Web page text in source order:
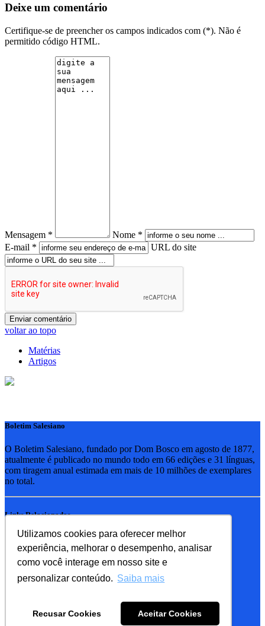
Utilizamos cookies para oferecer melhor
experiência, melhorar o desempenho, analisar
como você interage em nosso site e
personalizar conteúdo. Saiba mais
Recusar Cookies Aceitar Cookies
Deixe um comentário
Certifique-se de preencher os campos indicados com (*). Não é
permitido código HTML.
Mensagem *
Nome *
E-mail *
URL do site
voltar ao topo
Matérias
Artigos
Boletim Salesiano
O Boletim Salesiano, fundado por Dom Bosco em agosto de 1877,
atualmente é publicado no mundo todo em 66 edições e 31 línguas,
com tiragem anual estimada em mais de 10 milhões de exemplares
no total.
Links Relacionados
RSB - Rede Salesiana Brasil
EDEBE - Editora
UPV - União pela Vida
Familia Salesiana
SDB - Salesianos de Dom Bosco
FMA - Filhas de Maria Auxiliadora